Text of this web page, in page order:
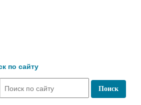
по сайту